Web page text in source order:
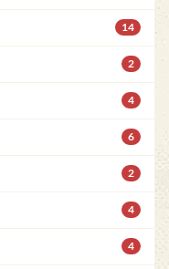
14
2
4
6
2
4
4